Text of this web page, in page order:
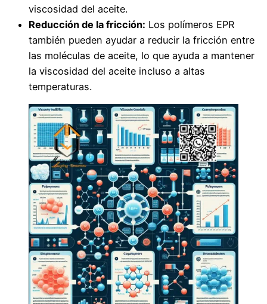
viscosidad del aceite.
Reducción de la fricción: Los polímeros EPR
también pueden ayudar a reducir la fricción entre
las moléculas de aceite, lo que ayuda a mantener
la viscosidad del aceite incluso a altas
temperaturas.